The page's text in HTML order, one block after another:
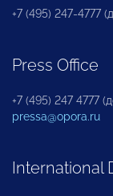
+7 (495) 247-4777
Press Office
+7 (495) 247 4777
pressa@opora.ru
International